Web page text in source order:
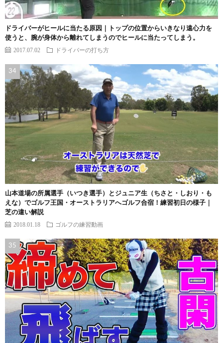
ドライバーがヒールに当たる原因｜トップの位置からいきなり遠心力を
使うと、腕が身体から離れてしまうのでヒールに当たってしまう。
2017.07.02 ドライバーの打ち方
山本道場の所属選手（いつき選手）とジュニア生（ちさと・しおり・も
えな）でゴルフ王国・オーストラリアへゴルフ合宿！練習初日の様子｜
芝の違い解説
2018.01.18 ゴルフの練習動画